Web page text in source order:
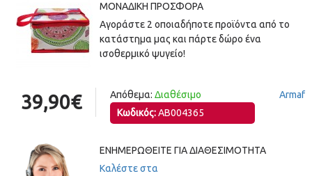
ΜΟΝΑΔΙΚΉ ΠΡΟΣΦΟΡΆ
Αγοράστε 2 οποιαδήποτε προϊόντα από το
κατάστημα μας και πάρτε δώρο ένα
ισοθερμικό ψυγείο!
39,90€ Απόθεμα: Διαθέσιμο
Κωδικός:AB004365
Armaf
ΕΝΗΜΕΡΩΘΕΊΤΕ ΓΙΑ ΔΙΑΘΕΣΙΜΌΤΗΤΑ
Καλέστε στα